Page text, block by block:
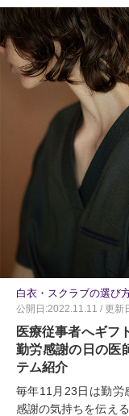
白衣・スクラブの選び
公開日:2022.11.11 / 更新
医療従事者へギフ
勤労感謝の日の医
テム紹介
毎年11月23日は勤労
感謝の気持ちを伝え